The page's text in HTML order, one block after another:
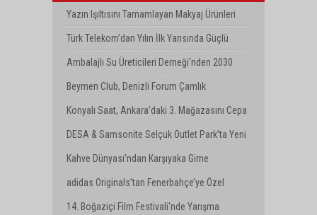
Milyar Dolarlık Kombine Yatırım
Yazın Işıltısını Tamamlayan Makyaj Ürünleri
Watsons Türkiye'de!
Türk Telekom’dan Yılın İlk Yarısında Güçlü
Performans
Ambalajlı Su Üreticileri Derneği'nden 2030
Uyarısı
Beymen Club, Denizli Forum Çamlık
Mağazasını Yeniledi
Konyalı Saat, Ankara’daki 3. Mağazasını Cepa
AVM’de Açtı
DESA & Samsonite Selçuk Outlet Park’ta Yeni
Mağazasını Açtı
Kahve Dünyası’ndan Karşıyaka Girne
Bulvarı’nda Yeni Mağaza
adidas Originals’tan Fenerbahçe’ye Özel
Koleksiyon
14. Boğaziçi Film Festivali'nde Yarışma